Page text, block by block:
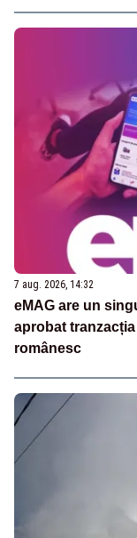
7 aug. 2026, 14:32
eMAG are un
aprobat
românesc